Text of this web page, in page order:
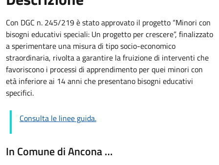
Con DGC n. 245/219 è stato approvato il progetto “Minori con
bisogni educativi speciali: Un progetto per crescere”, finalizzato
a sperimentare una misura di tipo socio-economico
straordinaria, rivolta a garantire la fruizione di interventi che
favoriscono i processi di apprendimento per quei minori con
età inferiore ai 14 anni che presentano bisogni educativi
specifici.
Consulta le linee guida.
In Comune di Ancona …